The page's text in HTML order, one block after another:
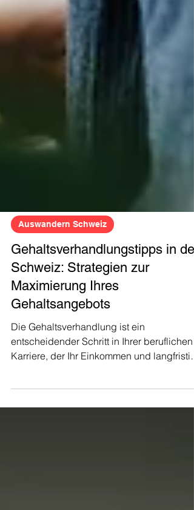
Auswandern Schweiz
Gehaltsverhandlungstipps in der
Schweiz: Strategien zur
Maximierung Ihres
Gehaltsangebots
Die Gehaltsverhandlung ist ein
entscheidender Schritt in Ihrer beruflichen
Ihre finanzielle...